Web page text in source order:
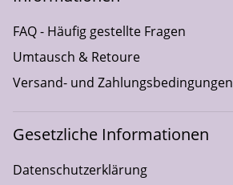
FAQ - Häufig gestellte Fragen
Umtausch & Retoure
Versand- und Zahlungsbedingungen
Gesetzliche Informationen
Datenschutzerklärung